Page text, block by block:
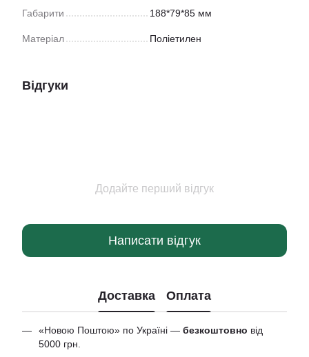
Габарити 188*79*85 мм
Матеріал Поліетилен
Відгуки
Додайте перший відгук
Написати відгук
Доставка Оплата
«Новою Поштою» по Україні — безкоштовно від
5000 грн.